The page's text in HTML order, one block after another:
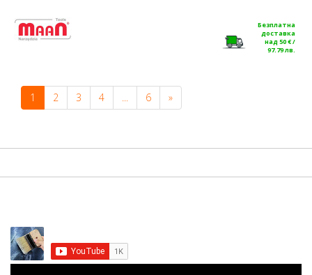
Безплатна
доставка
над 50 € /
97.79 лв.
1 2 3 4 ... 6 »